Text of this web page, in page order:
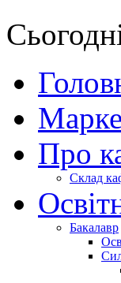
Про
Склад
Бакалавр